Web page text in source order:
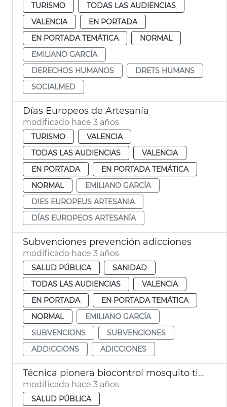
TURISMO
TODAS LAS AUDIENCIAS
VALENCIA
EN PORTADA
EN PORTADA TEMÁTICA
NORMAL
EMILIANO GARCÍA
DERECHOS HUMANOS
DRETS HUMANS
SOCIALMED
Días Europeos de Artesanía
modificado hace 3 años
TURISMO
VALENCIA
TODAS LAS AUDIENCIAS
VALENCIA
EN PORTADA
EN PORTADA TEMÁTICA
NORMAL
EMILIANO GARCÍA
DIES EUROPEUS ARTESANIA
DÍAS EUROPEOS ARTESANÍA
Subvenciones prevención adicciones
modificado hace 3 años
SALUD PÚBLICA
SANIDAD
TODAS LAS AUDIENCIAS
VALENCIA
EN PORTADA
EN PORTADA TEMÁTICA
NORMAL
EMILIANO GARCÍA
SUBVENCIONS
SUBVENCIONES
ADDICCIONS
ADICCIONES
Técnica pionera biocontrol mosquito tigre
modificado hace 3 años
SALUD PÚBLICA